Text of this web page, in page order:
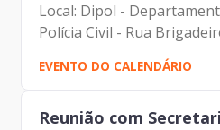
Local: Dipol -
Polícia Civil - Rua
Pauta: Troca de
Participantes: Joahnn
PRODAM Severino Dutra...
EVENTO DO CALENDÁRIO
Reunião com